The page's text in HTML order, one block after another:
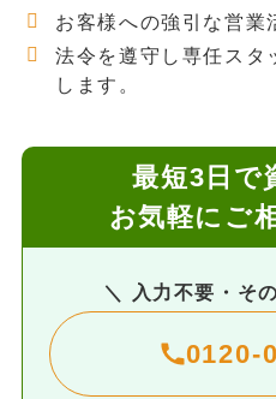
お客様への強引な営業
法令を遵守し専任スタ
します。
最短3日で
お気軽にご
＼ 入力不要・そ
0120-